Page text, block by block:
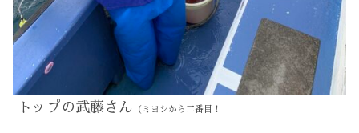
トップの武藤さん （ミヨシから二番目！